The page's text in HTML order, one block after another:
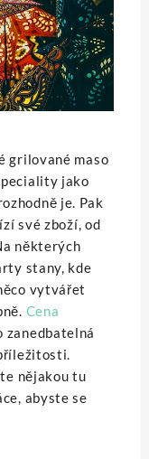
grilované maso
jako
je. Pak
své zboží, od
některých
stany, kde
vytvářet
Cena
zanedbatelná
nějakou tu
abyste se